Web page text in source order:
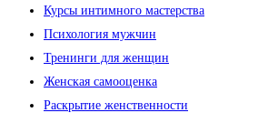
Курсы интимного мастерства
Психология мужчин
Тренинги для женщин
Женская самооценка
Раскрытие женственности